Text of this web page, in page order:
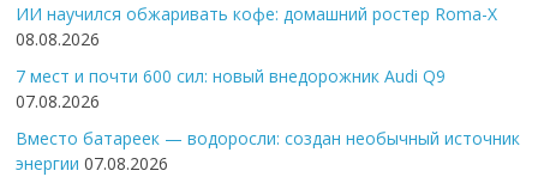
ИИ научился обжаривать кофе: домашний ростер Roma-X
08.08.2026
7 мест и почти 600 сил: новый внедорожник Audi Q9
07.08.2026
Вместо батареек — водоросли: создан необычный источник
энергии 07.08.2026